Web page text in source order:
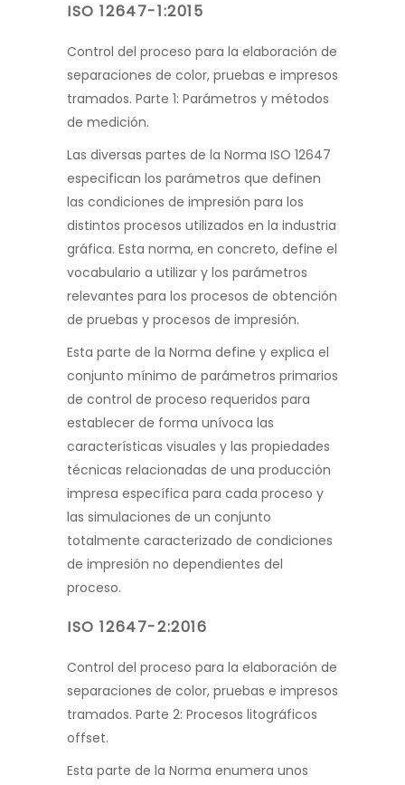
ISO 12647-1:2015
Control del proceso para la elaboración de
separaciones de color, pruebas e impresos
tramados. Parte 1: Parámetros y métodos
de medición.
Las diversas partes de la Norma ISO 12647
especifican los parámetros que definen
las condiciones de impresión para los
distintos procesos utilizados en la industria
gráfica. Esta norma, en concreto, define el
vocabulario a utilizar y los parámetros
relevantes para los procesos de obtención
de pruebas y procesos de impresión.
Esta parte de la Norma define y explica el
conjunto mínimo de parámetros primarios
de control de proceso requeridos para
establecer de forma unívoca las
características visuales y las propiedades
técnicas relacionadas de una producción
impresa específica para cada proceso y
las simulaciones de un conjunto
totalmente caracterizado de condiciones
de impresión no dependientes del
proceso.
ISO 12647-2:2016
Control del proceso para la elaboración de
separaciones de color, pruebas e impresos
tramados. Parte 2: Procesos litográficos
offset.
Esta parte de la Norma enumera unos